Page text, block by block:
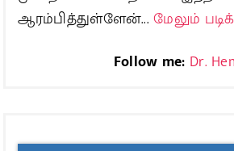
ஆரம்பித்துள்ளேன்...மேலும்
Follow me: Dr.